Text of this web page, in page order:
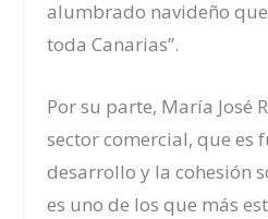
alumbrado navideño
toda Canarias”.
Por su parte, María José
sector comercial, que es
desarrollo y la cohesión
es uno de los que más